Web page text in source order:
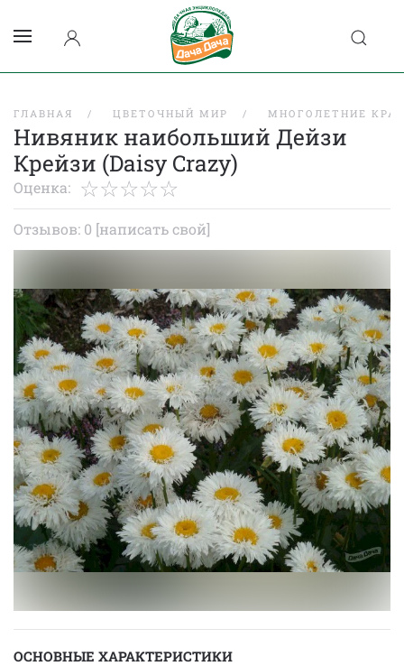
ГЛАВНАЯ ЦВЕТОЧНЫЙ МИР МНОГОЛЕТНИЕ
Нивяник наибольший Дейзи
Крейзи (Daisy Crazy)
Оценка:
Отзывов: 0 [написать свой]
ОСНОВНЫЕ ХАРАКТЕРИСТИКИ